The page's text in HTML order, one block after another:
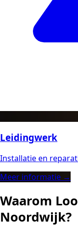
Leidingwerk
Installatie en
Meer informatie →
Waarom
Noordwijk?